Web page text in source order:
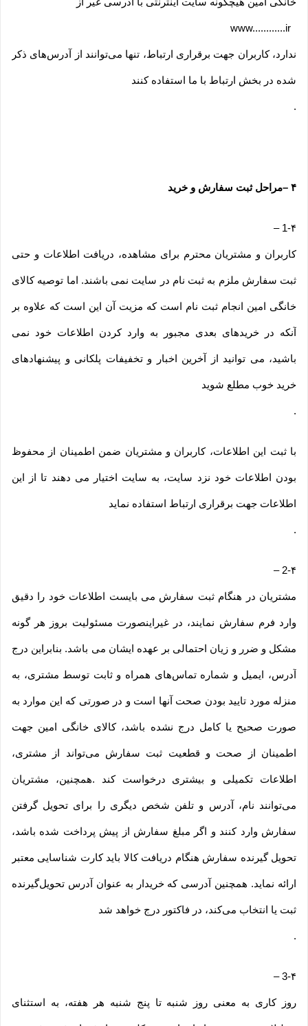
www............ir
ندارد، کاربران جهت برقراری ارتباط، تنها می‏‌توانند از آدرس‌‏های ذکر
شده در بخش ارتباط با ما استفاده کنند
.
۴ –مراحل ثبت سفارش و خرید
1-۴ –
کاربران و مشتریان محترم برای مشاهده، دریافت اطلاعات و حتی
ثبت سفارش ملزم به ثبت نام در سایت نمی باشند. اما توصیه کالای
خانگی امین انجام ثبت نام است که مزیت آن این است که علاوه بر
آنکه در خریدهای بعدی مجبور به وارد کردن اطلاعات خود نمی
باشید، می توانید از آخرین اخبار و تخفیفات پلکانی و پیشنهادهای
خرید خوب مطلع شوید
.
با ثبت این اطلاعات، کاربران و مشتریان ضمن اطمینان از محفوظ
بودن اطلاعات خود نزد سایت، به سایت اختیار می دهند تا از این
اطلاعات جهت برقراری ارتباط استفاده نماید
.
2-۴ –
مشتریان در هنگام ثبت سفارش می بایست اطلاعات خود را دقیق
وارد فرم سفارش نمایند، در غیراینصورت مسئولیت بروز هر گونه
مشکل و ضرر و زیان احتمالی بر عهده ایشان می باشد. بنابراین درج
آدرس، ایمیل و شماره تماس‌های همراه و ثابت توسط مشتری، به
منزله مورد تایید بودن صحت آنها است و در صورتی که این موارد به
صورت صحیح یا کامل درج نشده باشد، کالای خانگی امین جهت
اطمینان از صحت و قطعیت ثبت سفارش می‌تواند از مشتری،
اطلاعات تکمیلی و بیشتری درخواست کند .همچنین، مشتریان
می‌توانند نام، آدرس و تلفن شخص دیگری را برای تحویل گرفتن
سفارش وارد کنند و اگر مبلغ سفارش از پیش پرداخت شده باشد،
تحویل گیرنده سفارش هنگام دریافت کالا باید کارت شناسایی معتبر
ارائه نماید. همچنین آدرسی که خریدار به عنوان آدرس تحویل‌گیرنده
ثبت یا انتخاب می‌کند، در فاکتور درج خواهد شد
.
3-۴–
روز کاری به معنی روز شنبه تا پنج شنبه هر هفته، به استثنای